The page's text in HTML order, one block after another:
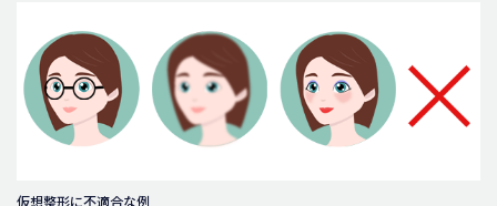
仮想整形に不適合な例